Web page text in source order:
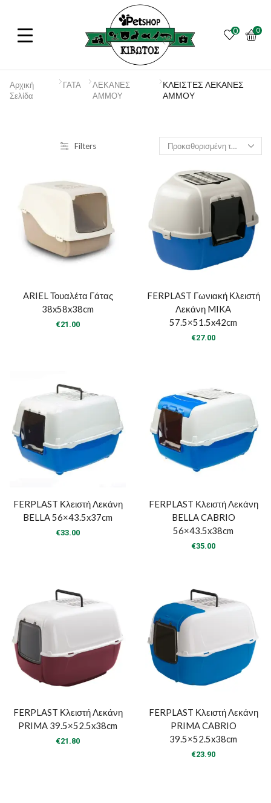
0 0
Αρχική
Σελίδα
ΓΑΤΑ
ΛΕΚΑΝΕΣ
ΑΜΜΟΥ
ΚΛΕΙΣΤΕΣ ΛΕΚΑΝΕΣ
ΑΜΜΟΥ
Filters
ARIEL Τουαλέτα Γάτας
38x58x38cm
€21.00
FERPLAST Γωνιακή Κλειστή
Λεκάνη MIKA
57.5×51.5x42cm
€27.00
FERPLAST Κλειστή Λεκάνη
BELLA 56×43.5x37cm
€33.00
FERPLAST Κλειστή Λεκάνη
BELLA CABRIO
56×43.5x38cm
€35.00
FERPLAST Κλειστή Λεκάνη
PRIMA 39.5×52.5x38cm
€21.80
FERPLAST Κλειστή Λεκάνη
PRIMA CABRIO
39.5×52.5x38cm
€23.90